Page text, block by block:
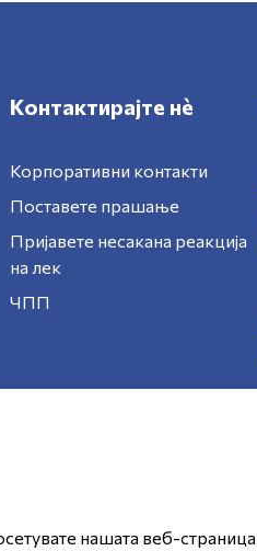
Контактирајте нè
Корпоративни контакти
Поставете прашање
Пријавете несакана реакција
на лек
ЧПП
нашата веб-